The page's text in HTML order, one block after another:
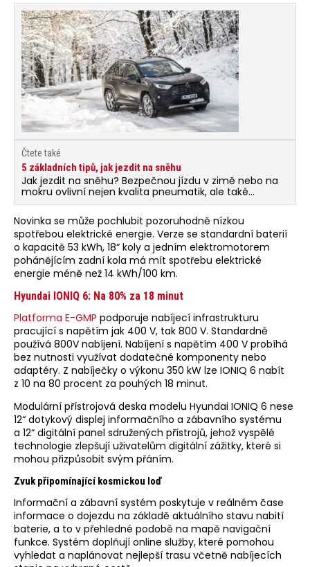
Čtete také
5 základních tipů, jak jezdit na sněhu
Jak jezdit na sněhu? Bezpečnou jízdu v zimě nebo na
mokru ovlivní nejen kvalita pneumatik, ale také
správné využití motoru, brzd, volantu a celkové znalosti
vozu.
Novinka se může pochlubit pozoruhodně nízkou
spotřebou elektrické energie. Verze se standardní baterií
o kapacitě 53 kWh, 18“ koly a jedním elektromotorem
pohánějícím zadní kola má mít spotřebu elektrické
energie méně než 14 kWh/100 km.
Hyundai IONIQ 6: Na 80% za 18 minut
Platforma E-GMP podporuje nabíjecí infrastrukturu
pracující s napětím jak 400 V, tak 800 V. Standardně
používá 800V nabíjení. Nabíjení s napětím 400 V probíhá
bez nutnosti využívat dodatečné komponenty nebo
adaptéry. Z nabíječky o výkonu 350 kW lze IONIQ 6 nabít
z 10 na 80 procent za pouhých 18 minut.
Modulární přístrojová deska modelu Hyundai IONIQ 6 nese
12“ dotykový displej informačního a zábavního systému
a 12“ digitální panel sdružených přístrojů, jehož vyspělé
technologie zlepšují uživatelům digitální zážitky, které si
mohou přizpůsobit svým přáním.
Zvuk připomínající kosmickou loď
Informační a zábavní systém poskytuje v reálném čase
informace o dojezdu na základě aktuálního stavu nabití
baterie, a to v přehledné podobě na mapě navigační
funkce. Systém doplňují online služby, které pomohou
vyhledat a naplánovat nejlepší trasu včetně nabíjecích